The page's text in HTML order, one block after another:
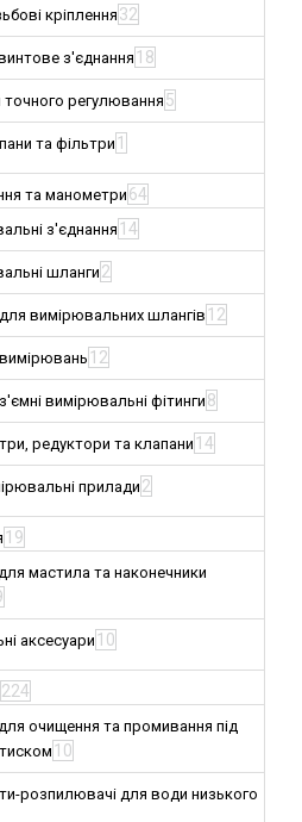
кріплення 32
з'єднання 18
точного регулювання 5
та фільтри 1
та манометри 64
з'єднання 14
шланги 2
вимірювальних шлангів 12
12
вимірювальні фітинги 8
редуктори та клапани 14
прилади2
19
мастила та наконечники
аксесуари 10
224
очищення та промивання під
10
розпилювачі для води низького